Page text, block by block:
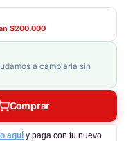
$200.000
a cambiarla sin
Comprar
aquí y paga con tu nuevo